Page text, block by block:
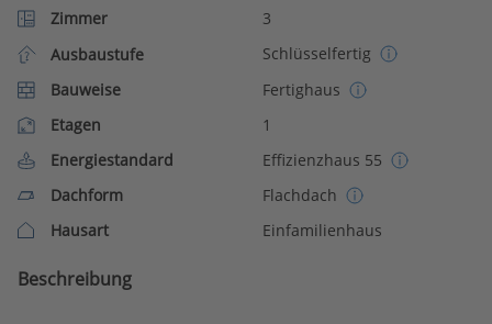
Zimmer
3
Ausbaustufe
Schlüsselfertig
Bauweise
Fertighaus
Etagen
1
Energiestandard
Effizienzhaus 55
Dachform
Flachdach
Hausart
Einfamilienhaus
Beschreibung